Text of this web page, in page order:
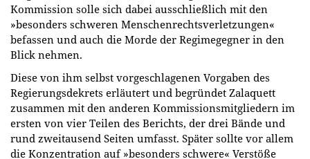
Kommission solle sich dabei ausschließlich mit den
»besonders schweren Menschenrechtsverletzungen«
befassen und auch die Morde der Regimegegner in den
Blick nehmen.
Diese von ihm selbst vorgeschlagenen Vorgaben des
Regierungsdekrets erläutert und begründet Zalaquett
zusammen mit den anderen Kommissionsmitgliedern im
ersten von vier Teilen des Berichts, der drei Bände und
rund zweitausend Seiten umfasst. Später sollte vor allem
die Konzentration auf »besonders schwere« Verstöße